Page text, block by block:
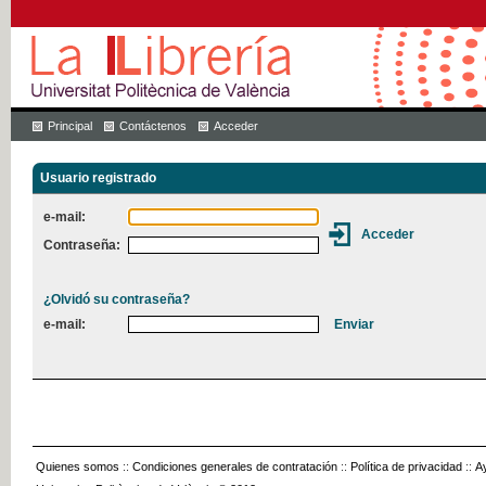
Principal Contáctenos Acceder
Usuario registrado
e-mail:
Contraseña:
¿Olvidó su contraseña?
e-mail:
Quienes somos :: Condiciones generales de contratación :: Política de privacidad ::